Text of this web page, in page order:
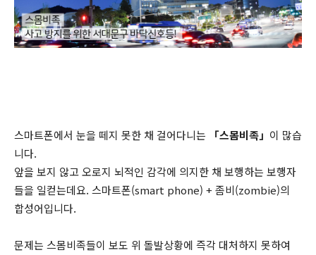
스마트폰에서 눈을 떼지 못한 채 걸어다니는 「스몸비족」 이 많습
니다.
앞을 보지 않고 오로지 뇌적인 감각에 의지한 채 보행하는 보행자
들을 일컫는데요. 스마트폰(smart phone) + 좀비(zombie)의
합성어입니다.
문제는 스몸비족들이 보도 위 돌발상황에 즉각 대처하지 못하여